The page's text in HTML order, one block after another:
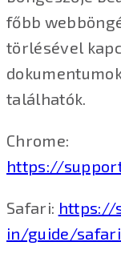
főbb
törlésével
találhatók.
Chrome:
https://
Safari: https://
in/guide/